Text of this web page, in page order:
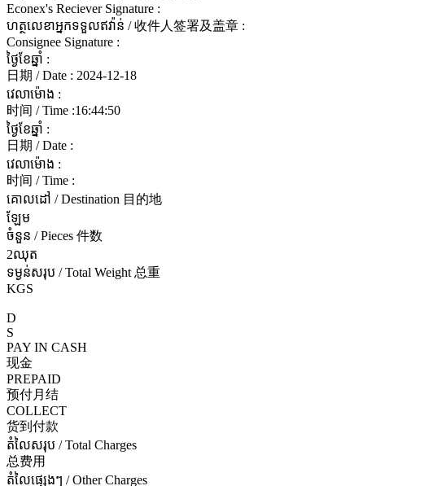
Econex's Reciever Signature :
ហត្ថលេខាអ្នកទទួលឥវ៉ាន់ / 收件人签署及盖章 :
Consignee Signature :
ថ្ងៃខែឆ្នាំ :
日期 / Date : 2024-12-18
វេលាម៉ោង :
时间 / Time :16:44:50
ថ្ងៃខែឆ្នាំ :
日期 / Date :
វេលាម៉ោង :
时间 / Time :
គោលដៅ / Destination 目的地
ឡែម
ចំនួន / Pieces 件数
2ឈុត
ទម្ងន់សរុប / Total Weight 总重
KGS
D
S
PAY IN CASH
现金
PREPAID
预付月结
COLLECT
货到付款
តំលៃសរុប / Total Charges
总费用
តំលៃផ្សេងៗ / Other Charges